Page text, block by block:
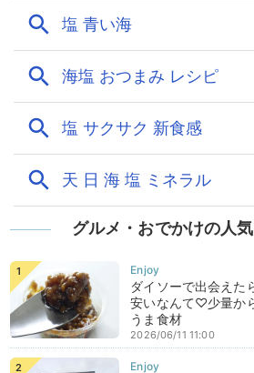
グルメ・おでかけの人
ダイソーで出会えた
安いなんて♡少量か
うま食材
2026/06/11 11:00